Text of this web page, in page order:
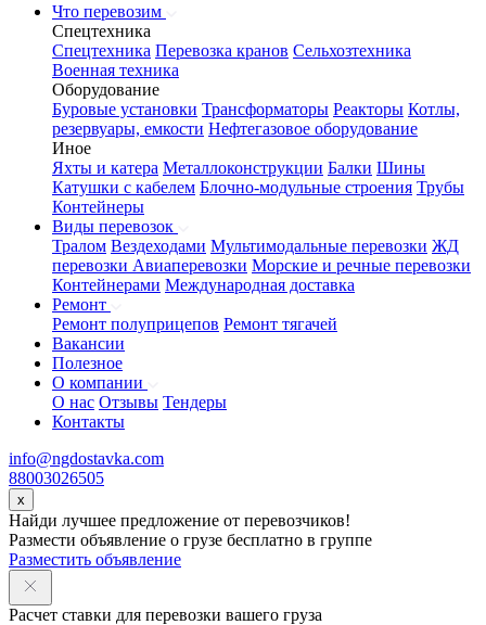
Что перевозим
Спецтехника
Спецтехника Перевозка кранов Сельхозтехника
Военная техника
Оборудование
Буровые установки Трансформаторы Реакторы Котлы,
резервуары, емкости Нефтегазовое оборудование
Иное
Яхты и катера Металлоконструкции Балки Шины
Катушки с кабелем Блочно-модульные строения Трубы
Контейнеры
Виды перевозок
Тралом Вездеходами Мультимодальные перевозки ЖД
перевозки Авиаперевозки Морские и речные перевозки
Контейнерами Международная доставка
Ремонт
Ремонт полуприцепов Ремонт тягачей
Вакансии
Полезное
О компании
О нас Отзывы Тендеры
Контакты
info@ngdostavka.com
88003026505
x
Найди лучшее предложение от перевозчиков!
Размести объявление о грузе бесплатно в группе
Разместить объявление
Расчет ставки для перевозки вашего груза